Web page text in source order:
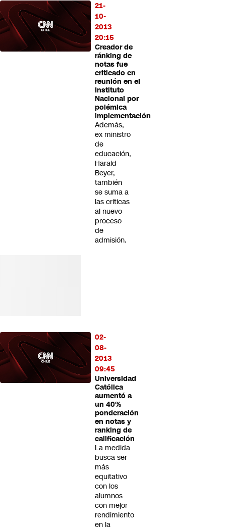
21-
10-
2013
20:15
Creador de
ránking de
notas fue
criticado en
reunión en el
Instituto
Nacional por
polémica
implementación
Además,
ex ministro
de
educación,
Harald
Beyer,
también
se suma a
las criticas
al nuevo
proceso
de
admisión.
02-
08-
2013
09:45
Universidad
Católica
aumentó a
un 40%
ponderación
en notas y
ranking de
calificación
La medida
busca ser
más
equitativo
con los
alumnos
con mejor
rendimiento
en la